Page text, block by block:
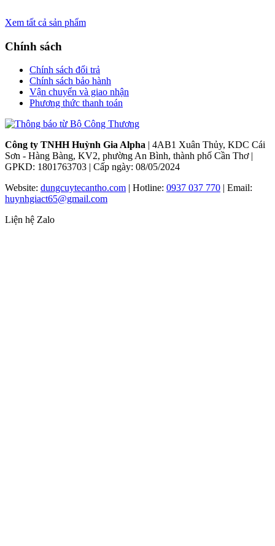
Xem tất cả sản phẩm
Chính sách
Chính sách đổi trả
Chính sách bảo hành
Vận chuyển và giao nhận
Phương thức thanh toán
Công ty TNHH Huỳnh Gia Alpha | 4AB1 Xuân Thủy, KDC Cái
Sơn - Hàng Bàng, KV2, phường An Bình, thành phố Cần Thơ |
GPKD: 1801763703 | Cấp ngày: 08/05/2024
Website: dungcuytecantho.com | Hotline: 0937 037 770 | Email:
huynhgiact65@gmail.com
Liện hệ Zalo